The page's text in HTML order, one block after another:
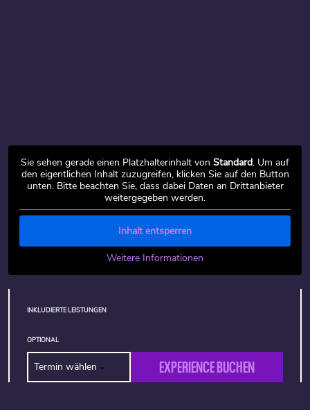
Sie sehen gerade einen Platzhalterinhalt von Standard. Um auf
den eigentlichen Inhalt zuzugreifen, klicken Sie auf den Button
unten. Bitte beachten Sie, dass dabei Daten an Drittanbieter
weitergegeben werden.
Inhalt entsperren
Weitere Informationen
INKLUDIERTE LEISTUNGEN
OPTIONAL
Termin wählen EXPERIENCE BUCHEN